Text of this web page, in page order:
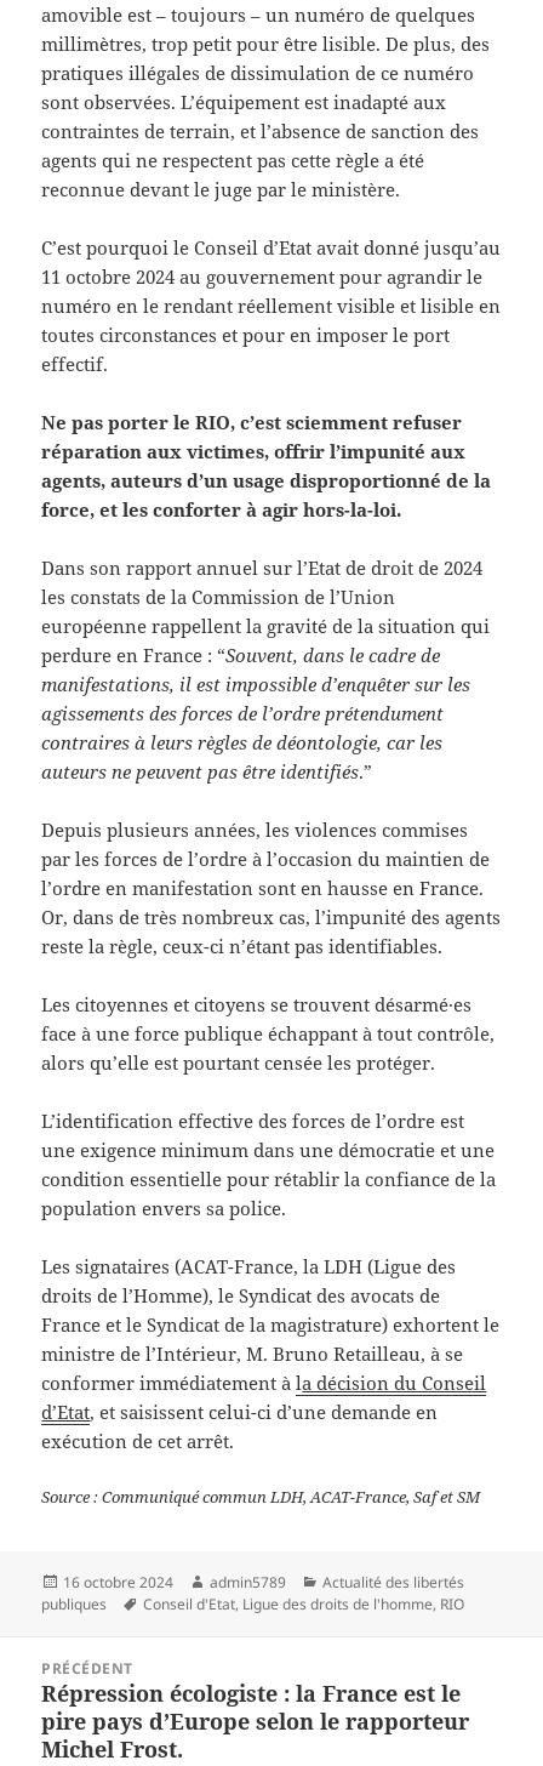
amovible est – toujours – un numéro de quelques
millimètres, trop petit pour être lisible. De plus, des
pratiques illégales de dissimulation de ce numéro
sont observées. L’équipement est inadapté aux
contraintes de terrain, et l’absence de sanction des
agents qui ne respectent pas cette règle a été
reconnue devant le juge par le ministère.
C’est pourquoi le Conseil d’Etat avait donné jusqu’au
11 octobre 2024 au gouvernement pour agrandir le
numéro en le rendant réellement visible et lisible en
toutes circonstances et pour en imposer le port
effectif.
Ne pas porter le RIO, c’est sciemment refuser
réparation aux victimes, offrir l’impunité aux
agents, auteurs d’un usage disproportionné de la
force, et les conforter à agir hors-la-loi.
Dans son rapport annuel sur l’Etat de droit de 2024
les constats de la Commission de l’Union
européenne rappellent la gravité de la situation qui
perdure en France : “Souvent, dans le cadre de
manifestations, il est impossible d’enquêter sur les
agissements des forces de l’ordre prétendument
contraires à leurs règles de déontologie, car les
auteurs ne peuvent pas être identifiés.”
Depuis plusieurs années, les violences commises
par les forces de l’ordre à l’occasion du maintien de
l’ordre en manifestation sont en hausse en France.
Or, dans de très nombreux cas, l’impunité des agents
reste la règle, ceux-ci n’étant pas identifiables.
Les citoyennes et citoyens se trouvent désarmé·es
face à une force publique échappant à tout contrôle,
alors qu’elle est pourtant censée les protéger.
L’identification effective des forces de l’ordre est
une exigence minimum dans une démocratie et une
condition essentielle pour rétablir la confiance de la
population envers sa police.
Les signataires (ACAT-France, la LDH (Ligue des
droits de l’Homme), le Syndicat des avocats de
France et le Syndicat de la magistrature) exhortent le
ministre de l’Intérieur, M. Bruno Retailleau, à se
conformer immédiatement àla décision du Conseil
d’Etat, et saisissent celui-ci d’une demande en
exécution de cet arrêt.
Source : Communiqué commun LDH, ACAT-France, Saf et SM
Publié
le
16 octobre 2024 Auteur
admin5789 Catégories
Actualité des libertés
publiques
Mots-
Conseil d'Etat, Ligue des droits de l'homme, RIO
l’article
PRÉCÉDENT
Article
précédent :
Répression écologiste : la France est le
pire pays d’Europe selon le rapporteur
Michel Frost.